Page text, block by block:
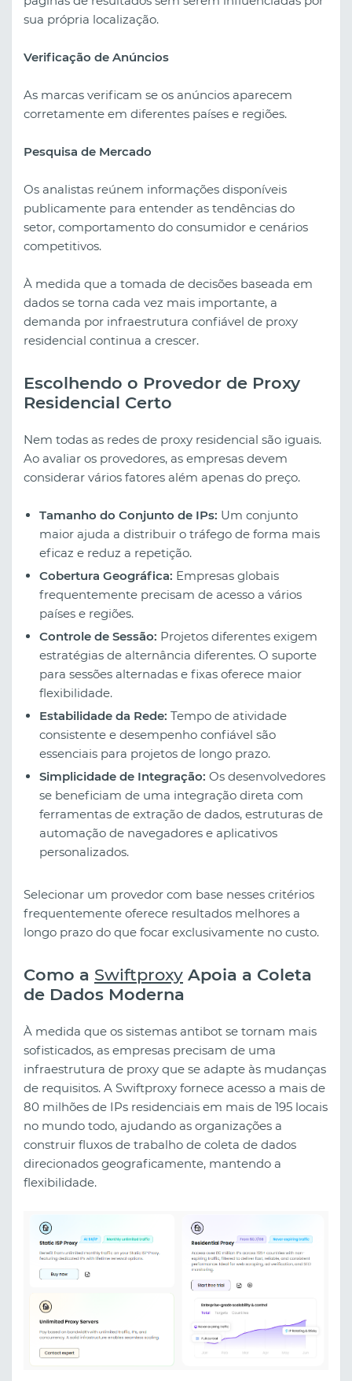
sua própria localização.
Verificação de Anúncios
As marcas verificam se os anúncios aparecem
corretamente em diferentes países e regiões.
Pesquisa de Mercado
Os analistas reúnem informações disponíveis
publicamente para entender as tendências do
setor, comportamento do consumidor e cenários
competitivos.
À medida que a tomada de decisões baseada em
dados se torna cada vez mais importante, a
demanda por infraestrutura confiável de proxy
residencial continua a crescer.
Escolhendo o Provedor de Proxy
Residencial Certo
Nem todas as redes de proxy residencial são iguais.
Ao avaliar os provedores, as empresas devem
considerar vários fatores além apenas do preço.
Tamanho do Conjunto de IPs: Um conjunto
maior ajuda a distribuir o tráfego de forma mais
eficaz e reduz a repetição.
Cobertura Geográfica: Empresas globais
frequentemente precisam de acesso a vários
países e regiões.
Controle de Sessão: Projetos diferentes exigem
estratégias de alternância diferentes. O suporte
para sessões alternadas e fixas oferece maior
flexibilidade.
Estabilidade da Rede: Tempo de atividade
consistente e desempenho confiável são
essenciais para projetos de longo prazo.
Simplicidade de Integração: Os desenvolvedores
se beneficiam de uma integração direta com
ferramentas de extração de dados, estruturas de
automação de navegadores e aplicativos
personalizados.
Selecionar um provedor com base nesses critérios
frequentemente oferece resultados melhores a
longo prazo do que focar exclusivamente no custo.
Como a Swiftproxy Apoia a Coleta
de Dados Moderna
À medida que os sistemas antibot se tornam mais
sofisticados, as empresas precisam de uma
infraestrutura de proxy que se adapte às mudanças
de requisitos. A Swiftproxy fornece acesso a mais de
80 milhões de IPs residenciais em mais de 195 locais
no mundo todo, ajudando as organizações a
construir fluxos de trabalho de coleta de dados
direcionados geograficamente, mantendo a
flexibilidade.